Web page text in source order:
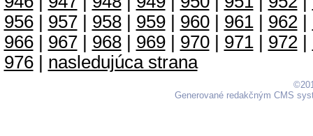
956| 957| 958| 959| 960| 961| 962|
966| 967| 968| 969| 970| 971| 972|
976| nasledujúca strana
Generované redakčným CMS